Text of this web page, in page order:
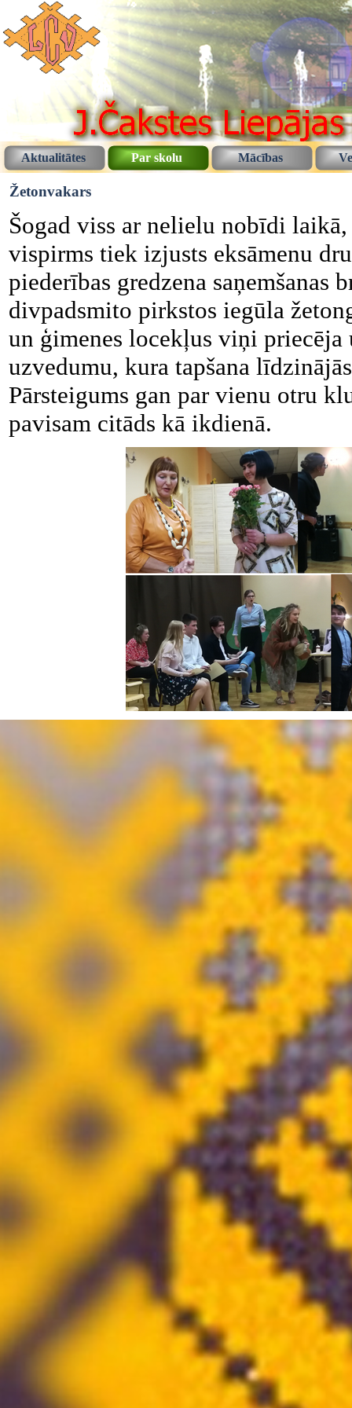
Aktualitātes Par skolu Mācības
Žetonvakars
Šogad viss ar nelielu nobīdi
vispirms tiek izjusts eksāmenu
piederības gredzena saņemšanas
divpadsmito pirkstos iegūla
un ģimenes locekļus viņi priecēja
uzvedumu, kura tapšana
Pārsteigums gan par vienu otru
pavisam citāds kā ikdienā.